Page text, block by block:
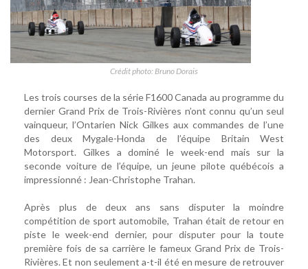
Crédit photo: Bruno Dorais
Les trois courses de la série F1600 Canada au programme du
dernier Grand Prix de Trois-Rivières n’ont connu qu’un seul
vainqueur, l’Ontarien Nick Gilkes aux commandes de l’une
des deux Mygale-Honda de l’équipe Britain West
Motorsport. Gilkes a dominé le week-end mais sur la
seconde voiture de l’équipe, un jeune pilote québécois a
impressionné : Jean-Christophe Trahan.
Après plus de deux ans sans disputer la moindre
compétition de sport automobile, Trahan était de retour en
piste le week-end dernier, pour disputer pour la toute
première fois de sa carrière le fameux Grand Prix de Trois-
Rivières. Et non seulement a-t-il été en mesure de retrouver